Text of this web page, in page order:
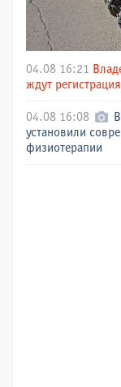
04.08 16:21
ждут
04.08 16:08
установили
физиотерапии